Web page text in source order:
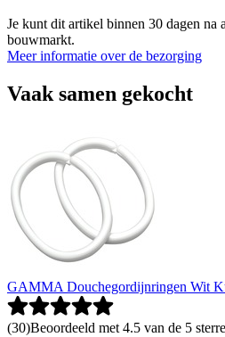
Je kunt dit artikel binnen 30 dagen na
bouwmarkt.
Meer informatie over de bezorging
Vaak samen gekocht
GAMMA Douchegordijnringen Wit
(30)Beoordeeld met 4.5 van de 5